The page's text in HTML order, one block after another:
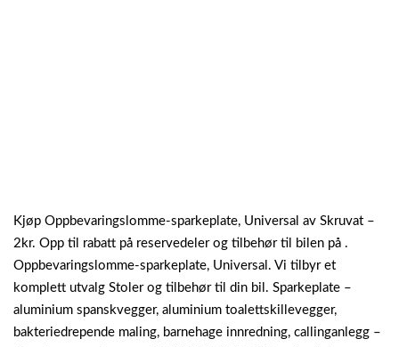
Kjøp Oppbevaringslomme-sparkeplate, Universal av Skruvat –
2kr. Opp til rabatt på reservedeler og tilbehør til bilen på .
Oppbevaringslomme-sparkeplate, Universal. Vi tilbyr et
komplett utvalg Stoler og tilbehør til din bil. Sparkeplate –
aluminium spanskvegger, aluminium toalettskillevegger,
bakteriedrepende maling, barnehage innredning, callinganlegg –